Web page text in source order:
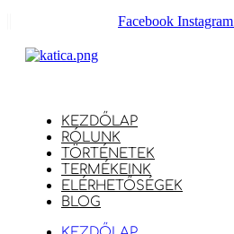
Facebook Instagram
KEZDŐLAP
RÓLUNK
TÖRTÉNETEK
TERMÉKEINK
ELÉRHETŐSÉGEK
BLOG